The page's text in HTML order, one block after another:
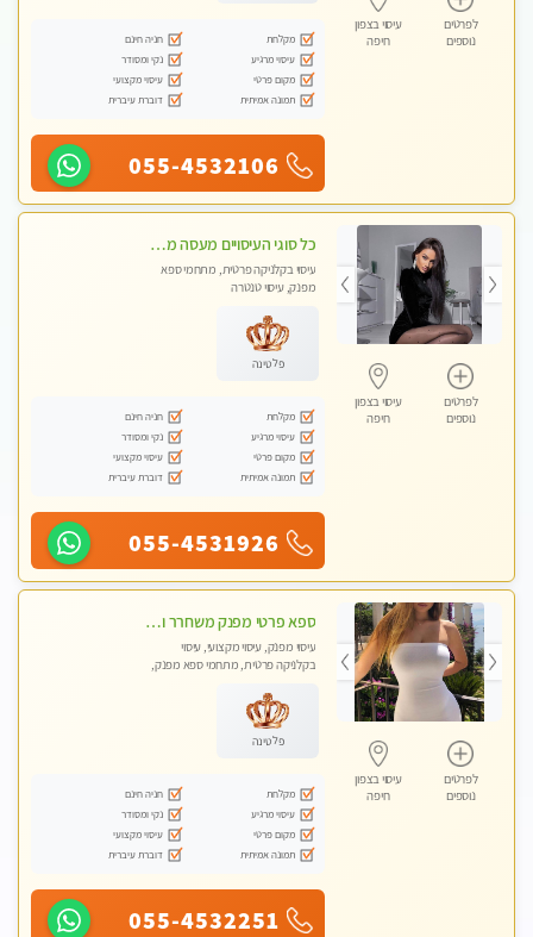
לפרטים
נוספים
עיסוי בצפון
חיפה
מקלחת
חניה חינם
עיסוי מרגיע
נקי ומסודר
מקום פרטי
עיסוי מקצועי
תמונה אמיתית
דוברת עיברית
055-4532106
לפרטים
נוספים
עיסוי בצפון
חיפה
כל סוגי העיסויים מעסה מקצועית ואיכותית פרטי!!!
עיסוי בקלניקה פרטית, מתחמי ספא
מפנק, עיסוי טנטרה
פלטינה
מקלחת
חניה חינם
עיסוי מרגיע
נקי ומסודר
מקום פרטי
עיסוי מקצועי
תמונה אמיתית
דוברת עיברית
055-4531926
לפרטים
נוספים
עיסוי בצפון
חיפה
ספא פרטי מפנק משחרר ומרגיע, עם מגוון עיסויים לבחירה מומלץ לחלוטין!!!!
עיסוי מפנק, עיסוי מקצועי, עיסוי
בקלניקה פרטית, מתחמי ספא מפנק,
פלטינה
מקלחת
חניה חינם
עיסוי מרגיע
נקי ומסודר
מקום פרטי
עיסוי מקצועי
תמונה אמיתית
דוברת עיברית
055-4532251